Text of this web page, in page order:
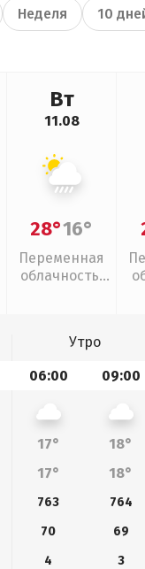
Неделя 10
Вт
11.08
28°16°
Переменная
облачность,
Утро
06:00 09:00
17° 18°
17° 18°
763 764
70 69
4 3